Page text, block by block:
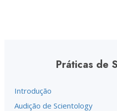
Práticas de
Introdução
Audição de Scientology